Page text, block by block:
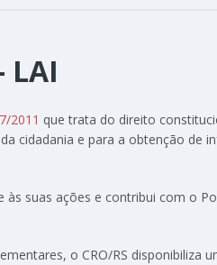
LAI
2011 que trata do direito
cidadania e para a obtenção de
às suas ações e contribui com o
o CRO/RS disponibiliza